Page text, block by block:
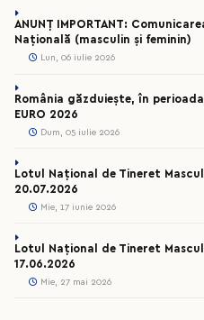
ANUNȚ IMPORTANT:
Națională (masculin și feminin)
Lun, 06 iulie 2026
România găzduiește, în perioada
EURO 2026
Dum, 05 iulie 2026
Lotul Național de Tineret
20.07.2026
Mie, 17 iunie 2026
Lotul Național de Tineret
17.06.2026
Mie, 27 mai 2026